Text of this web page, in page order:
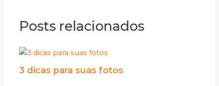
Posts relacionados
3 dicas para suas fotos